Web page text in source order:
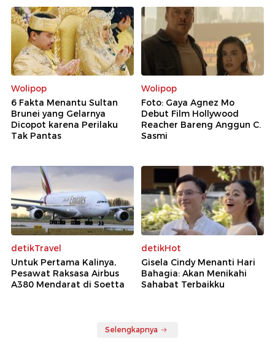
Wolipop
6 Fakta Menantu Sultan
Brunei yang Gelarnya
Dicopot karena Perilaku
Tak Pantas
Wolipop
Foto: Gaya Agnez Mo
Debut Film Hollywood
Reacher Bareng Anggun C.
Sasmi
detikTravel
Untuk Pertama Kalinya,
Pesawat Raksasa Airbus
A380 Mendarat di Soetta
detikHot
Gisela Cindy Menanti Hari
Bahagia: Akan Menikahi
Sahabat Terbaikku
Selengkapnya